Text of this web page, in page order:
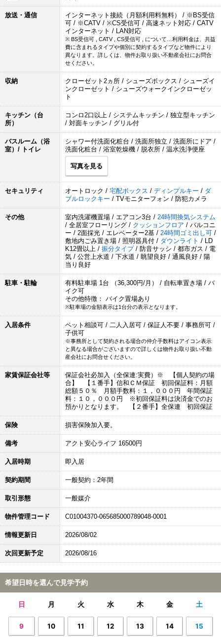
放送・通信
インターネット接続（月額利用料無料） / ※BS受信
可 / ※CATV / ※CS受信可 / 高速ネット対応 / CATV
インターネット / LAN対応
※ BS受信可 , CATV , CS受信可 , について…利用料金は、共益
費に含まれるタイプや個別に契約するタイプなど物件により
異なります。詳しくは、物件お取り扱い不動産会社にお問合
せください。
収納
クローゼット2ヵ所 / シューズボックス / シューズイ
ンクローゼット / シューズウォークインクローゼッ
ト
キッチン（台
所）
コンロ2口以上 / システムキッチン / 独立型キッチン
/ 対面キッチン / グリル付
バスルーム（浴
室）/ トイレ
シャワー付洗面化粧台 / 洗面所独立 / 洗面所にドア /
洗面化粧台 / 浴室乾燥機 / 脱衣所 / 温水洗浄便座
写真を見る
セキュリティ オートロック / 宅配ボックス / ディンプルキー / ダ
ブルロックキー / TVモニターフォン / 防犯カメラ
その他 室内洗濯機置場 / エアコン3台 / 24時間換気システム
/ 全居室フローリング / クッションフロア / バルコニ
ー / 2面採光 / エレベーター2基 / 24時間ゴミ出し可 /
敷地内ごみ置き場 / 照明器具付 / ダウンライト / LD
K12畳以上 / 振分タイプ / 防音サッシ / 都市ガス / 電
気 / 公営上水道 / 下水道 / 眺望良好 / 通風良好 / 陽
当り良好
駐車・駐輪
有料駐車場 1台 （36,300円/月） / 自転車置き場 / バ
イク可
その他特徴： バイク置場あり
※駐車場の金額表示は1台分の表示となります。
入居条件
ペット相談可 / 二人入居可 / 保証人不要 / 事務所可 /
子供可
※事務所として契約される場合の仲介手数料はアイコン表示
と異なる場合がございますので詳しくは物件お取り扱い不動
産会社にお問合せください。
家賃保証会社等
保証会社必加入（全保連:実費）※ 【個人契約の場
合】 【１番手】信和ＣＭ保証 初回保証料：月額
総額５０％ 月額手数料：１，０００円 年間保証
料：１０，０００円 ※初回保証料は決済金でのお
預かりとなります。 【２番手】全保連 初回保証
保険 損害保険加入要。
備考 アクト安心ライフ 16500円
入居時期 即入居
契約期間 一般契約：2年間
取引形態 一般媒介
物件管理コード C01004370-065685000789048-0001
情報更新日 2026/08/02
次回更新予定 2026/08/16
希望日時を選んで見学予約
日 月 火 水 木 金 土
9 10 11 12 13 14 15